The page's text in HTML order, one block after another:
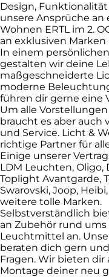
Design,
unsere Ansprüche an
Wohnen ERTL im 2.
an exklusiven
In einem
gestalten wir deine
maßgeschneiderte
moderne
führen dir gerne eine
Um alle
braucht es aber auch
und Service. Licht &
richtige Partner für
Einige unserer
LDM Leuchten, Oligo,
Toplight Avantgarde,
Swarovski, Joop,
weitere tolle Marken.
Selbstverständlich
an Zubehör rund
Leuchtmittel an.
beraten dich gern
Fragen. Wir bieten dir
Montage deiner neu